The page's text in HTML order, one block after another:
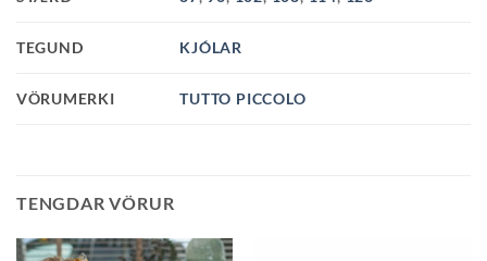
TEGUND KJÓLAR
VÖRUMERKI TUTTO PICCOLO
TENGDAR VÖRUR